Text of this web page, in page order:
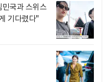
국과 스위스
기다렸다"